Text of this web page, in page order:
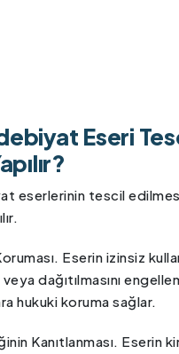
Eseri
eserlerinin tescil
Eserin izinsiz
dağıtılmasını
hukuki koruma sağlar.
Kanıtlanması. Eserin